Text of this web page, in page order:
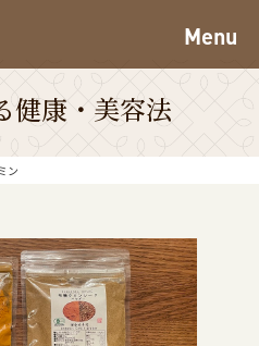
Menu
健康・美容法
ン